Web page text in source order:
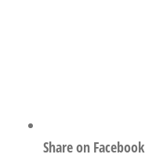
Share on Facebook